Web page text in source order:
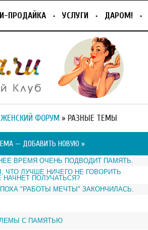
ПРОДАЙКА УСЛУГИ ДАРОМ!
ФОРУМ » РАЗНЫЕ ТЕМЫ
— ДОБАВИТЬ НОВУЮ »
ВРЕМЯ ОЧЕНЬ ПОДВОДИТ ПАМЯТЬ.
ЧТО ЛУЧШЕ НИЧЕГО НЕ ГОВОРИТЬ
НАЧНЕТ ПОЛУЧАТЬСЯ?
"РАБОТЫ МЕЧТЫ" ЗАКОНЧИЛАСЬ.
С ПАМЯТЬЮ